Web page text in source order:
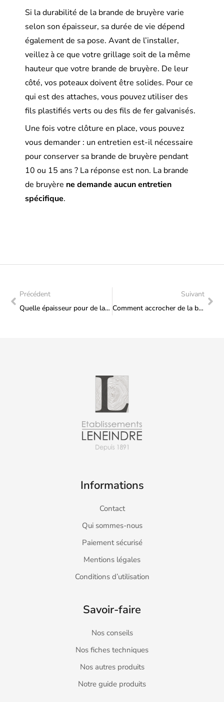
Si la durabilité de la brande de bruyère varie
selon son épaisseur, sa durée de vie dépend
également de sa pose. Avant de l’installer,
veillez à ce que votre grillage soit de la même
hauteur que votre brande de bruyère. De leur
côté, vos poteaux doivent être solides. Pour ce
qui est des attaches, vous pouvez utiliser des
fils plastifiés verts ou des fils de fer galvanisés.
Une fois votre clôture en place, vous pouvez
vous demander : un entretien est-il nécessaire
pour conserver sa brande de bruyère pendant
10 ou 15 ans ? La réponse est non. La brande
de bruyère ne demande aucun entretien
spécifique.
Précédent
Quelle épaisseur pour de la brande occultante ?
Suivant
Comment accrocher de la brande sur un grillage ?
Informations
Contact
Qui sommes-nous
Paiement sécurisé
Mentions légales
Conditions d’utilisation
Savoir-faire
Nos conseils
Nos fiches techniques
Nos autres produits
Notre guide produits